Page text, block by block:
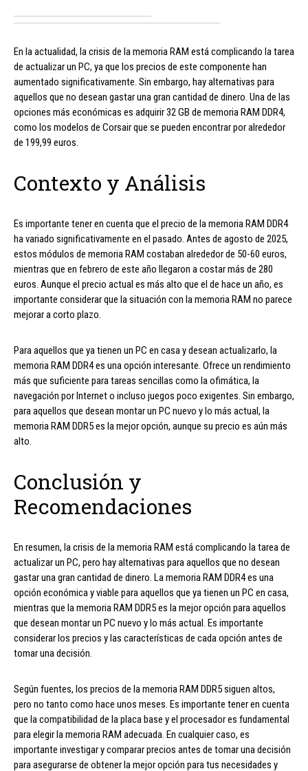
En la actualidad, la crisis de la memoria RAM está complicando la tarea
de actualizar un PC, ya que los precios de este componente han
aumentado significativamente. Sin embargo, hay alternativas para
aquellos que no desean gastar una gran cantidad de dinero. Una de las
opciones más económicas es adquirir 32 GB de memoria RAM DDR4,
como los modelos de Corsair que se pueden encontrar por alrededor
de 199,99 euros.
Contexto y Análisis
Es importante tener en cuenta que el precio de la memoria RAM DDR4
ha variado significativamente en el pasado. Antes de agosto de 2025,
estos módulos de memoria RAM costaban alrededor de 50-60 euros,
mientras que en febrero de este año llegaron a costar más de 280
euros. Aunque el precio actual es más alto que el de hace un año, es
importante considerar que la situación con la memoria RAM no parece
mejorar a corto plazo.
Para aquellos que ya tienen un PC en casa y desean actualizarlo, la
memoria RAM DDR4 es una opción interesante. Ofrece un rendimiento
más que suficiente para tareas sencillas como la ofimática, la
navegación por Internet o incluso juegos poco exigentes. Sin embargo,
para aquellos que desean montar un PC nuevo y lo más actual, la
memoria RAM DDR5 es la mejor opción, aunque su precio es aún más
alto.
Conclusión y
Recomendaciones
En resumen, la crisis de la memoria RAM está complicando la tarea de
actualizar un PC, pero hay alternativas para aquellos que no desean
gastar una gran cantidad de dinero. La memoria RAM DDR4 es una
opción económica y viable para aquellos que ya tienen un PC en casa,
mientras que la memoria RAM DDR5 es la mejor opción para aquellos
que desean montar un PC nuevo y lo más actual. Es importante
considerar los precios y las características de cada opción antes de
tomar una decisión.
Según fuentes, los precios de la memoria RAM DDR5 siguen altos,
pero no tanto como hace unos meses. Es importante tener en cuenta
que la compatibilidad de la placa base y el procesador es fundamental
para elegir la memoria RAM adecuada. En cualquier caso, es
importante investigar y comparar precios antes de tomar una decisión
para asegurarse de obtener la mejor opción para tus necesidades y